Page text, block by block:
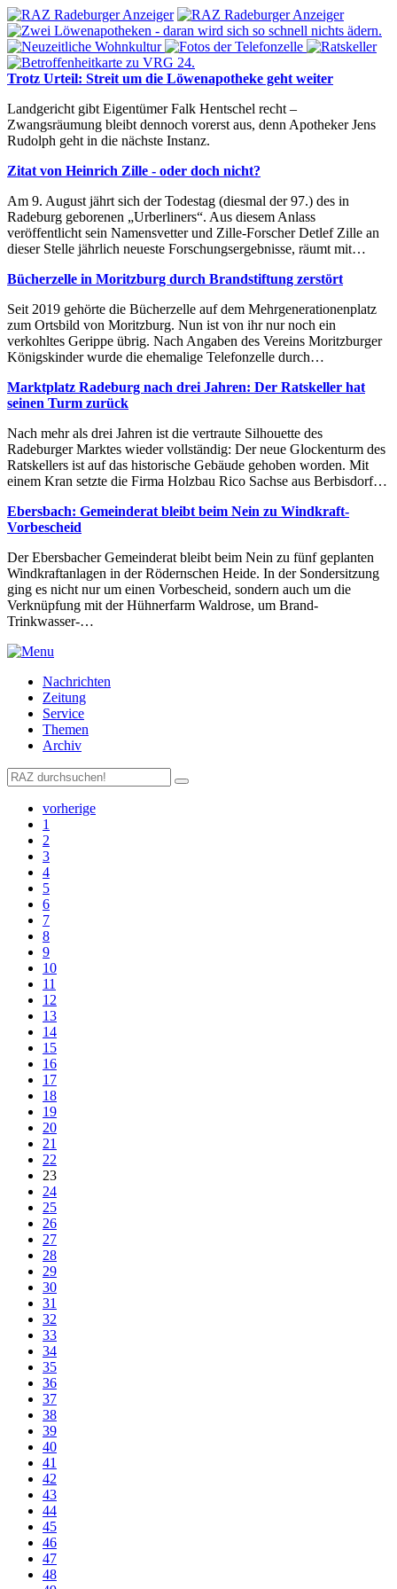
Trotz Urteil: Streit um die Löwenapotheke geht weiter
Landgericht gibt Eigentümer Falk Hentschel recht –
Zwangsräumung bleibt dennoch vorerst aus, denn Apotheker Jens
Rudolph geht in die nächste Instanz.
Zitat von Heinrich Zille - oder doch nicht?
Am 9. August jährt sich der Todestag (diesmal der 97.) des in
Radeburg geborenen „Urberliners“. Aus diesem Anlass
veröffentlicht sein Namensvetter und Zille-Forscher Detlef Zille an
dieser Stelle jährlich neueste Forschungsergebnisse, räumt mit…
Bücherzelle in Moritzburg durch Brandstiftung zerstört
Seit 2019 gehörte die Bücherzelle auf dem Mehrgenerationenplatz
zum Ortsbild von Moritzburg. Nun ist von ihr nur noch ein
verkohltes Gerippe übrig. Nach Angaben des Vereins Moritzburger
Königskinder wurde die ehemalige Telefonzelle durch…
Marktplatz Radeburg nach drei Jahren: Der Ratskeller hat
seinen Turm zurück
Nach mehr als drei Jahren ist die vertraute Silhouette des
Radeburger Marktes wieder vollständig: Der neue Glockenturm des
Ratskellers ist auf das historische Gebäude gehoben worden. Mit
einem Kran setzte die Firma Holzbau Rico Sachse aus Berbisdorf…
Ebersbach: Gemeinderat bleibt beim Nein zu Windkraft-
Vorbescheid
Der Ebersbacher Gemeinderat bleibt beim Nein zu fünf geplanten
Windkraftanlagen in der Rödernschen Heide. In der Sondersitzung
ging es nicht nur um einen Vorbescheid, sondern auch um die
Verknüpfung mit der Hühnerfarm Waldrose, um Brand-
Trinkwasser-…
Nachrichten
Zeitung
Service
Themen
Archiv
vorherige
1
2
3
4
5
6
7
8
9
10
11
12
13
14
15
16
17
18
19
20
21
22
23
24
25
26
27
28
29
30
31
32
33
34
35
36
37
38
39
40
41
42
43
44
45
46
47
48